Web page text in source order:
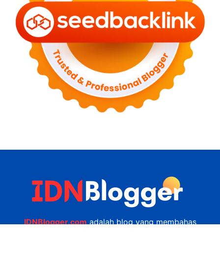
IDNBlogger.comadalah blog yang membahas